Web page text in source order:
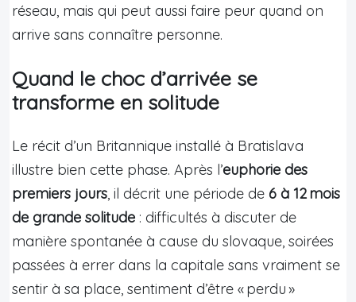
réseau, mais qui peut aussi faire peur quand on
arrive sans connaître personne.
Quand le choc d’arrivée se
transforme en solitude
Le récit d’un Britannique installé à Bratislava
illustre bien cette phase. Après l’euphorie des
premiers jours, il décrit une période de 6 à 12 mois
de grande solitude : difficultés à discuter de
manière spontanée à cause du slovaque, soirées
passées à errer dans la capitale sans vraiment se
sentir à sa place, sentiment d’être « perdu »